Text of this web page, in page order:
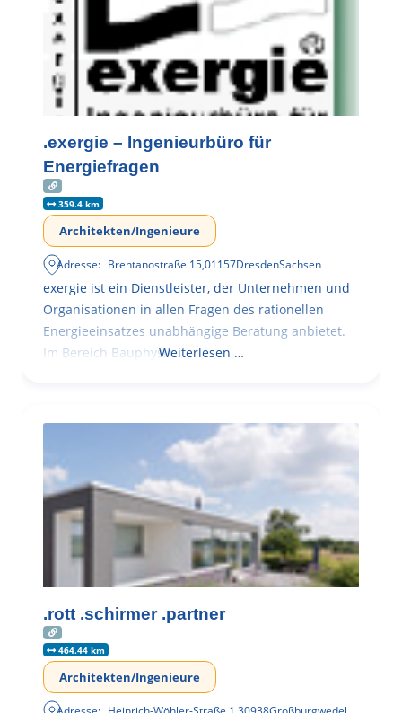
.exergie – Ingenieurbüro für
Energiefragen
359.4 km
Architekten/Ingenieure
Adresse: Brentanostraße 15,01157DresdenSachsen
exergie ist ein Dienstleister, der Unternehmen und
Organisationen in allen Fragen des rationellen
Energieeinsatzes unabhängige Beratung anbietet.
Im Bereich BauphysikWeiterlesen …
.rott .schirmer .partner
464.44 km
Architekten/Ingenieure